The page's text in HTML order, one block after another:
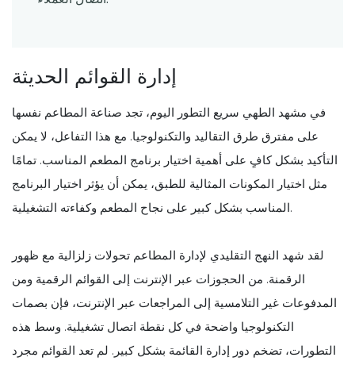
إدارة القوائم الحديثة
في مشهد الطهي سريع التطور اليوم، تجد صناعة المطاعم نفسها
على مفترق طرق التقاليد والتكنولوجيا. مع هذا التفاعل، لا يمكن
التأكيد بشكل كافٍ على أهمية اختيار برنامج المطعم المناسب. تمامًا
مثل اختيار المكونات المثالية للطبق، يمكن أن يؤثر اختيار البرنامج
المناسب بشكل كبير على نجاح المطعم وكفاءته التشغيلية.
لقد شهد النهج التقليدي لإدارة المطاعم تحولات زلزالية مع ظهور
الرقمنة. من الحجوزات عبر الإنترنت إلى القوائم الرقمية ومن
المدفوعات غير التلامسية إلى المراجعات عبر الإنترنت، فإن بصمات
التكنولوجيا واضحة في كل نقطة اتصال تشغيلية. وسط هذه
التطورات، تضخم دور إدارة القائمة بشكل كبير. لم تعد القوائم مجرد